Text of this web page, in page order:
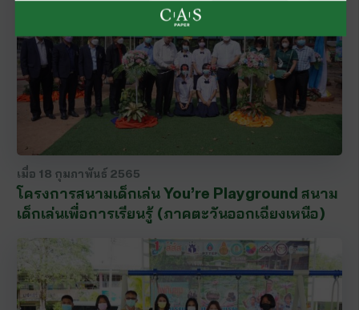
เมื่อ 18 กุมภาพันธ์ 2565
โครงการสนามเด็กเล่น You’re Playground สนาม
เด็กเล่นเพื่อการเรียนรู้ (ภาคตะวันออกเฉียงเหนือ)